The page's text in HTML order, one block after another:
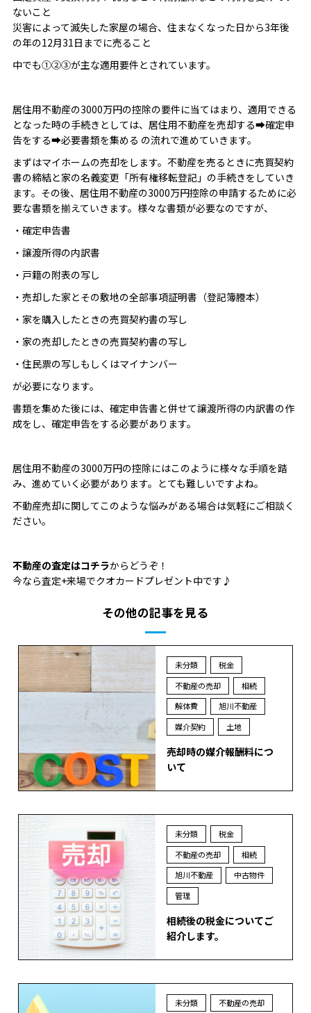
ないこと
災害によって滅失した家屋の場合、住まなくなった日から3年後
の年の12月31日までに売ること
中でも①②③が主な適用要件とされています。
居住用不動産の3000万円の控除の要件に当てはまり、適用できる
となった時の手続きとしては、居住用不動産を売却する➡確定申
告をする➡必要書類を集める の流れで進めていきます。
まずはマイホームの売却をします。不動産を売るときに売買契約
書の締結と家の名義変更「所有権移転登記」の手続きをしていき
ます。その後、居住用不動産の3000万円控除の申請するために必
要な書類を揃えていきます。様々な書類が必要なのですが、
・確定申告書
・譲渡所得の内訳書
・戸籍の附表の写し
・売却した家とその敷地の全部事項証明書（登記簿謄本）
・家を購入したときの売買契約書の写し
・家の売却したときの売買契約書の写し
・住民票の写しもしくはマイナンバー
が必要になります。
書類を集めた後には、確定申告書と併せて譲渡所得の内訳書の作
成をし、確定申告をする必要があります。
居住用不動産の3000万円の控除にはこのように様々な手順を踏
み、進めていく必要があります。とても難しいですよね。
不動産売却に関してこのような悩みがある場合は気軽にご相談く
ださい。
不動産の査定はコチラからどうぞ！
今なら査定+来場でクオカードプレゼント中です♪
その他の記事を見る
未分類
税金
不動産の売却
相続
解体費
旭川不動産
媒介契約
土地
売却時の媒介報酬料につ
いて
未分類
税金
不動産の売却
相続
旭川不動産
中古物件
管理
相続後の税金についてご
紹介します。
未分類
不動産の売却